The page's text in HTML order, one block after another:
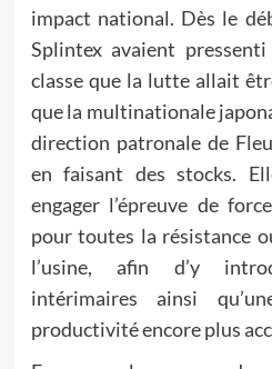
impact national. Dès le
Splintex avaient
classe que la lutte allait
que la multinationale
direction patronale de
en faisant des stocks.
engager l’épreuve de
pour toutes la résistance
l’usine, afin d’y
intérimaires ainsi
productivité encore plus